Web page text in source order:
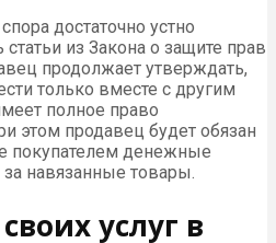
достаточно устно
из Закона о защите прав
продолжает утверждать,
только вместе с другим
полное право
этом продавец будет обязан
покупателем денежные
навязанные товары.
услуг в